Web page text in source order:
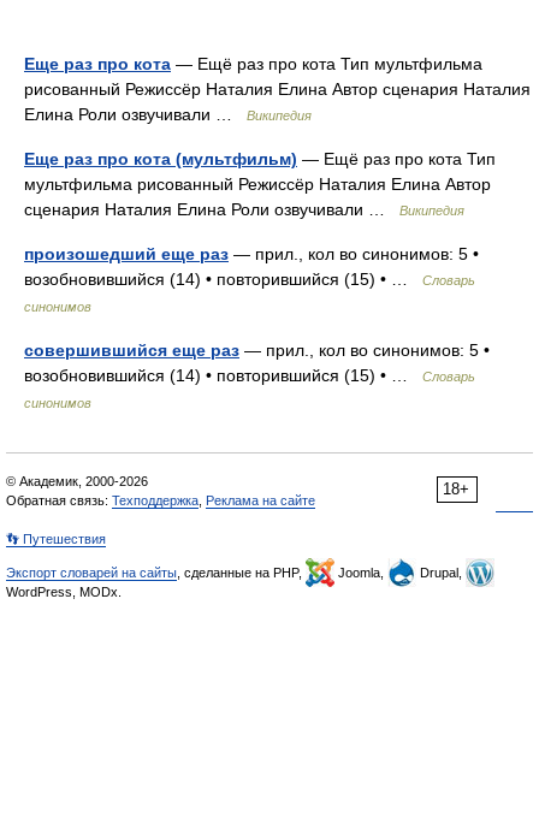
Еще раз про кота — Ещё раз про кота Тип мультфильма
рисованный Режиссёр Наталия Елина Автор сценария Наталия
Елина Роли озвучивали …
Википедия
Еще раз про кота (мультфильм) — Ещё раз про кота Тип
мультфильма рисованный Режиссёр Наталия Елина Автор
сценария Наталия Елина Роли озвучивали …
Википедия
произошедший еще раз — прил., кол во синонимов: 5 •
возобновившийся (14) • повторившийся (15) • …
Словарь
синонимов
совершившийся еще раз — прил., кол во синонимов: 5 •
возобновившийся (14) • повторившийся (15) • …
Словарь
синонимов
18+
© Академик, 2000-2026
Обратная связь: Техподдержка Реклама на сайте
👣 Путешествия
Экспорт словарей на сайты , сделанные на PHP, Joomla,
Drupal,
WordPress, MODx.